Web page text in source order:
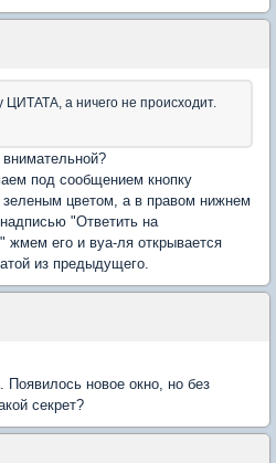
а ничего не происходит.
под сообщением кнопку
зеленым цветом, а в правом нижнем
"Ответить на
жмем его и вуа-ля открывается
из предыдущего.
новое окно, но без
секрет?